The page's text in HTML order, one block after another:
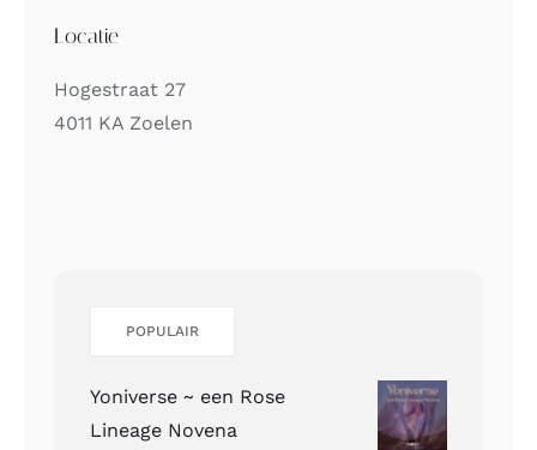
Locatie
Hogestraat 27
4011 KA Zoelen
POPULAIR
Yoniverse ~ een Rose
Lineage Novena